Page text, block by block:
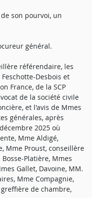
son pourvoi, un
général.
référendaire, les
Desbois et
France, de la SCP
de la société civile
et l'avis de Mmes
générales, après
2025 où
Mme Aldigé,
Mme Proust, conseillère
Platière, Mmes
Gallet, Davoine, MM.
Mme Compagnie,
de chambre,